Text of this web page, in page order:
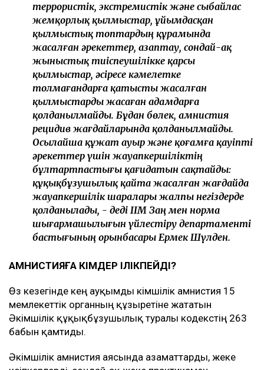
террористік, экстремистік және сыбайлас
жемқорлық қылмыстар, ұйымдасқан
қылмыстық топтардың құрамында
жасалған әрекеттер, азаптау, сондай-ақ
жыныстық тиіспеушілікке қарсы
қылмыстар, әсіресе кәмелетке
толмағандарға қатысты жасалған
қылмыстарды жасаған адамдарға
қолданылмайды. Бұдан бөлек, амнистия
рецидив жағдайларында қолданылмайды.
Осылайша құжат ауыр және қоғамға қауіпті
әрекеттер үшін жауапкершіліктің
бұлтартпастығы қағидатын сақтайды:
құқықбұзушылық қайта жасалған жағдайда
жауапкершілік шаралары жалпы негіздерде
қолданылады, - деді ІІМ Заң мен норма
шығармашылығын үйлестіру департаменті
бастығының орынбасары Ермек Шүлден.
АМНИСТИЯҒА КІМДЕР ІЛІКПЕЙДІ?
Өз кезегінде кең ауқымды әкімшілік амнистия 15
мемлекеттік органның құзыретіне жататын
Әкімшілік құқықбұзушылық туралы кодекстің 263
бабын қамтиды.
Әкімшілік амнистия аясында азаматтарды, жеке